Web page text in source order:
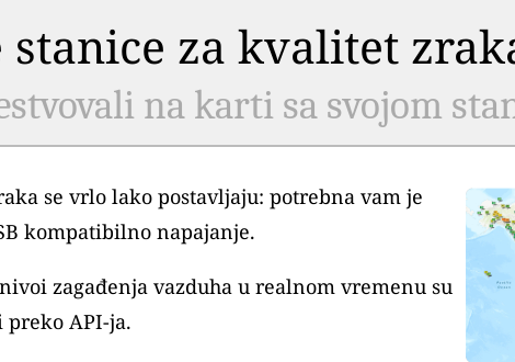
stanice za kvalitet
na karti sa svojom
se vrlo lako postavljaju: potrebna vam je
kompatibilno napajanje.
zagađenja vazduha u realnom vremenu su
API-ja.